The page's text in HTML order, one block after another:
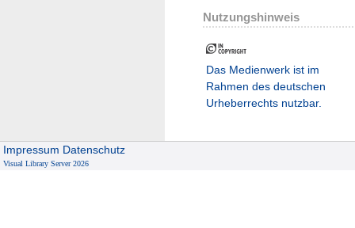
Nutzungshinweis
Das Medienwerk ist im
Rahmen des deutschen
Urheberrechts nutzbar.
Impressum Datenschutz
Visual Library Server 2026